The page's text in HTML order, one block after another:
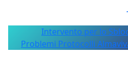
Intervento per lo
Problemi Protocolli